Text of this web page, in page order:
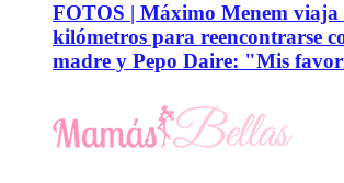
FOTOS | Máximo Menem viaja
kilómetros para reencontrarse
madre y Pepo Daire: "Mis